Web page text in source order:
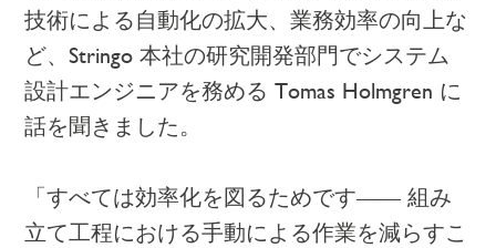
技術による自動化の拡大、業務効率の向上な
ど、Stringo 本社の研究開発部門でシステム
設計エンジニアを務める Tomas Holmgren に
話を聞きました。
「すべては効率化を図るためです—— 組み
立て工程における手動による作業を減らすこ